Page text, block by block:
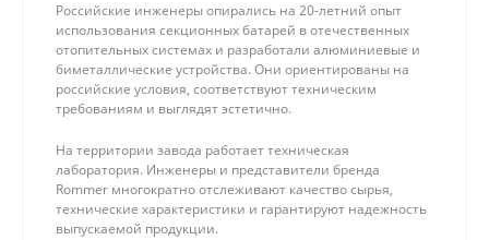
Российские инженеры опирались на 20-летний опыт
использования секционных батарей в отечественных
отопительных системах и разработали алюминиевые и
биметаллические устройства. Они ориентированы на
российские условия, соответствуют техническим
требованиям и выглядят эстетично.
На территории завода работает техническая
лаборатория. Инженеры и представители бренда
Rommer многократно отслеживают качество сырья,
технические характеристики и гарантируют надежность
выпускаемой продукции.